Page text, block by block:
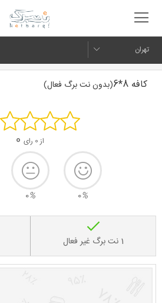
تهران
کافه 8*6 (بدون نت برگ فعال)
از 0 رای 0
0%
0%
1 نت برگ غیر فعال